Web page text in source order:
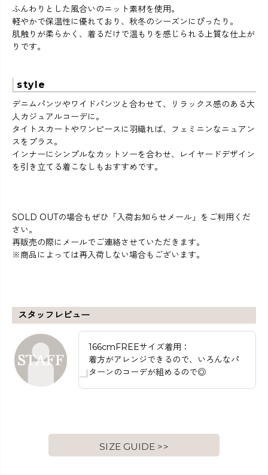
ふんわりとした風合いのニット素材を使用。
軽やかで保温性に優れており、秋冬のシーズンにぴったり。
肌触りが柔らかく、着るだけで温もりを感じられる上質な仕上が
りです。
style
デニムパンツやワイドパンツと合わせて、リラックス感のある大
人カジュアルコーデに。
タイトスカートやワンピースに羽織れば、フェミニンなニュアン
スをプラス。
インナーにシンプルなカットソーを合わせ、レイヤードデザイン
を引き立てる着こなしもおすすめです。
SOLD OUTの場合もぜひ「入荷お知らせメール」をご利用くだ
さい。
再販売の際にメールでご連絡させていただきます。
※商品によっては再入荷しない場合もございます。
スタッフレビュー
166cmFREEサイズ着用：
着方がアレンジできるので、いろんなパ
ターンのコーデが組めるので◎
SIZE GUIDE >>